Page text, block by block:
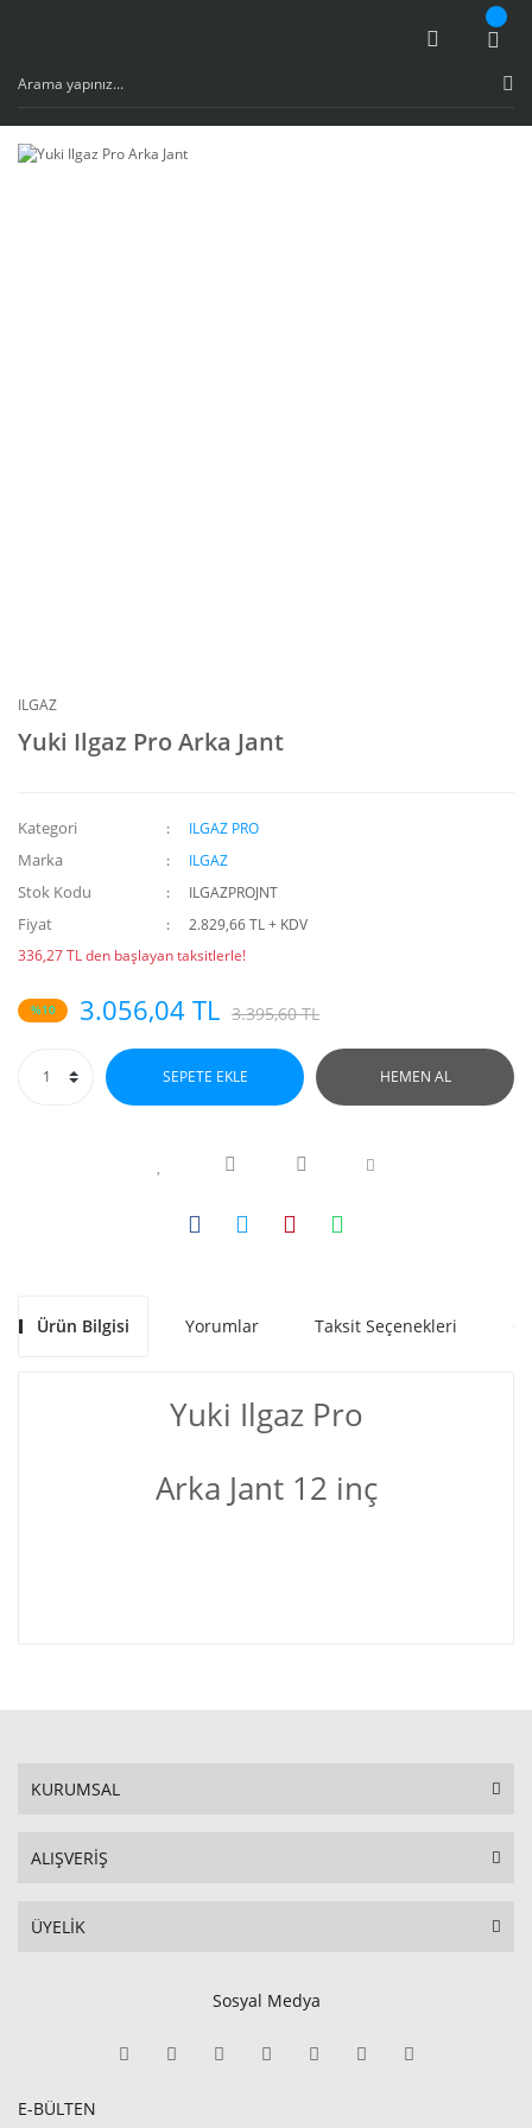
ILGAZ
Yuki Ilgaz Pro Arka Jant
Kategori ILGAZ PRO
Marka ILGAZ
Stok Kodu ILGAZPROJNT
Fiyat
2.829,66 TL + KDV
336,27 TL den başlayan taksitlerle!
%10 3.056,04 TL 3.395,60 TL
SEPETE EKLE HEMEN AL
Ürün Bilgisi Yorumlar Taksit Seçenekleri
Yuki Ilgaz Pro
Arka Jant 12 inç
KURUMSAL
ALIŞVERİŞ
ÜYELİK
Sosyal Medya
E-BÜLTEN